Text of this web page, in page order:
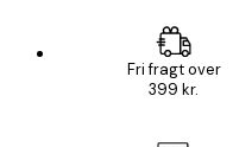
Fri fragt over
399 kr.